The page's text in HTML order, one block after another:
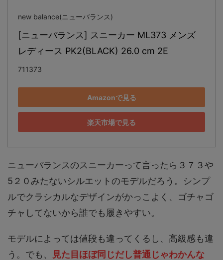
new balance(ニューバランス)
[ニューバランス] スニーカー ML373 メンズ
レディース PK2(BLACK) 26.0 cm 2E
711373
Amazonで見る
楽天市場で見る
ニューバランスのスニーカーって言ったら３７３や
5２０みたないシルエットのモデルだろう。シンプ
ルでクラシカルなデザインがかっこよく、ゴチャゴ
チャしてないから誰でも履きやすい。
モデルによっては値段も違ってくるし、高級感も違
う。でも、
見た目ほぼ同じだし普通じゃわかんな